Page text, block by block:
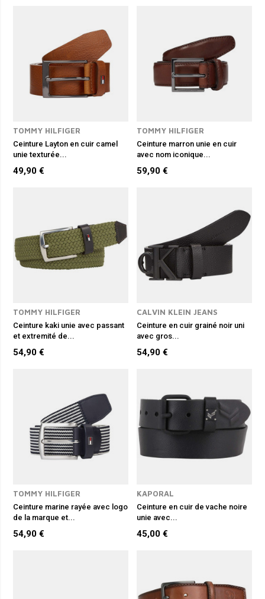
pièce est pensée pour offrir résistance et élégance.
Que vous recherchiez
une ceinture habillée
pour accompagner un
costume, un modèle casual pour vos looks quotidiens ou un
accessoire plus tendance, RDH vous propose des créations adaptées à
tous les styles. Trouvez la ceinture qui reflète votre personnalité tout
en sublimant votre silhouette.
Découvrez notre gamme de ceintures avec les marquesTommy
TOMMY HILFIGER
Ceinture Layton en cuir camel
unie texturée...
49,90 €
TOMMY HILFIGER
Ceinture marron unie en cuir
avec nom iconique...
59,90 €
TOMMY HILFIGER
Ceinture kaki unie avec passant
et extremité de...
54,90 €
CALVIN KLEIN JEANS
Ceinture en cuir grainé noir uni
avec gros...
54,90 €
TOMMY HILFIGER
Ceinture marine rayée avec logo
de la marque et...
54,90 €
KAPORAL
Ceinture en cuir de vache noire
unie avec...
45,00 €